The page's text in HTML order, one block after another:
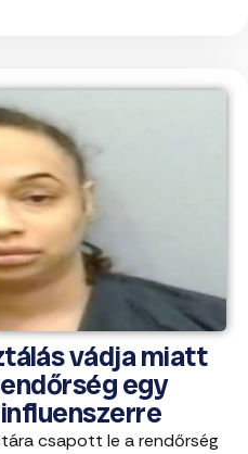
vádja miatt
egy
csapott le a rendőrség